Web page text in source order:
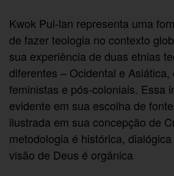
Kwok Pui-lan representa uma
de fazer teologia no contexto
sua experiência de duas etnias
diferentes – Ocidental e Asiática,
feministas e pós-coloniais. Essa
evidente em sua escolha de
ilustrada em sua concepção de
metodologia é histórica,
visão de Deus é orgânica